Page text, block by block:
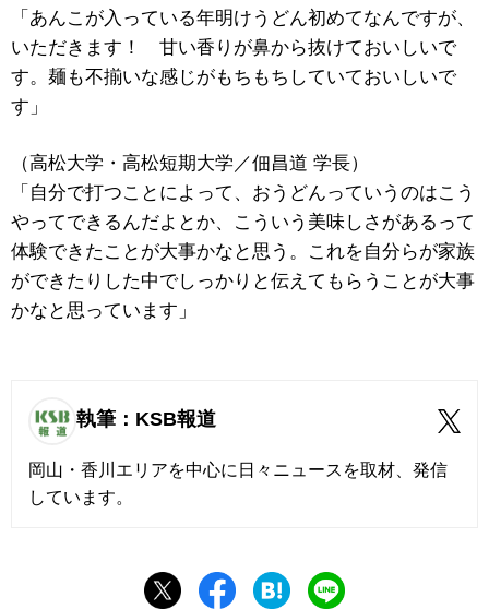
「あんこが入っている年明けうどん初めてなんですが、
いただきます！ 甘い香りが鼻から抜けておいしいで
す。麺も不揃いな感じがもちもちしていておいしいで
す」
（高松大学・高松短期大学／佃昌道 学長）
「自分で打つことによって、おうどんっていうのはこう
やってできるんだよとか、こういう美味しさがあるって
体験できたことが大事かなと思う。これを自分らが家族
ができたりした中でしっかりと伝えてもらうことが大事
かなと思っています」
執筆：KSB報道
岡山・香川エリアを中心に日々ニュースを取材、発信
しています。